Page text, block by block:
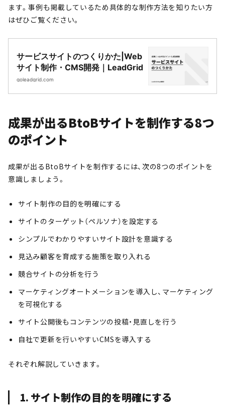
ます。事例も掲載しているため具体的な制作方法を知りたい方
はぜひご覧ください。
サービスサイトのつくりかた|Web
サイト制作・CMS開発｜LeadGrid
goleadgrid.com
成果が出るBtoBサイトを制作する8つ
のポイント
成果が出るBtoBサイトを制作するには、次の8つのポイントを
意識しましょう。
サイト制作の目的を明確にする
サイトのターゲット（ペルソナ）を設定する
シンプルでわかりやすいサイト設計を意識する
見込み顧客を育成する施策を取り入れる
競合サイトの分析を行う
マーケティングオートメーションを導入し、マーケティング
を可視化する
サイト公開後もコンテンツの投稿・見直しを行う
自社で更新を行いやすいCMSを導入する
それぞれ解説していきます。
1. サイト制作の目的を明確にする